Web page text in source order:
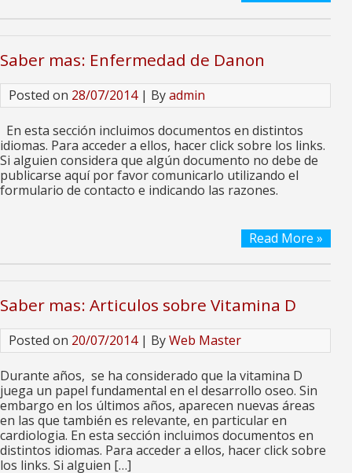
Saber mas: Enfermedad de Danon
Posted on 28/07/2014| Byadmin
En esta sección incluimos documentos en distintos
idiomas. Para acceder a ellos, hacer click sobre los links.
Si alguien considera que algún documento no debe de
publicarse aquí por favor comunicarlo utilizando el
formulario de contacto e indicando las razones.
Read More »
Saber mas: Articulos sobre Vitamina D
Posted on 20/07/2014| ByWeb Master
Durante años, se ha considerado que la vitamina D
juega un papel fundamental en el desarrollo oseo. Sin
embargo en los últimos años, aparecen nuevas áreas
en las que también es relevante, en particular en
cardiologia. En esta sección incluimos documentos en
distintos idiomas. Para acceder a ellos, hacer click sobre
los links. Si alguien […]